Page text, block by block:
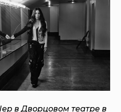
в Дворцовом театре в